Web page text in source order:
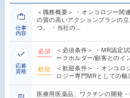
仕事
内容
＜職務概要＞ ・オンコロジー関
の質の高いアクションプランの
つ。 ・当社の…
応募
資格
必須
＜必須条件＞ ・MR認定
ークホルダー/顧客とのイ
歓迎
＜歓迎条件＞ ・オンコロ
ロジー専門MRとしての
医療用医薬品、ワクチンの開発